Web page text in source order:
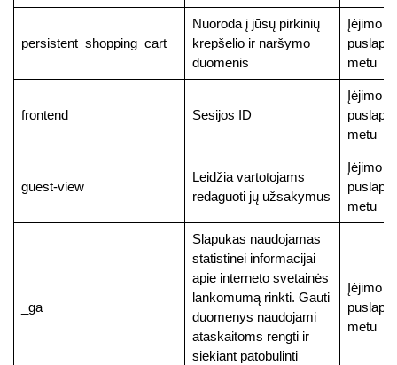
persistent_shopping_cart
Nuoroda į jūsų pirkinių
krepšelio ir naršymo
duomenis
Įėjimo į
puslapį
metu
frontend Sesijos ID
Įėjimo į
puslapį
metu
guest-view
Leidžia vartotojams
redaguoti jų užsakymus
Įėjimo į
puslapį
metu
_ga
Slapukas naudojamas
statistinei informacijai
apie interneto svetainės
lankomumą rinkti. Gauti
duomenys naudojami
ataskaitoms rengti ir
siekiant patobulinti
Įėjimo į
puslapį
metu